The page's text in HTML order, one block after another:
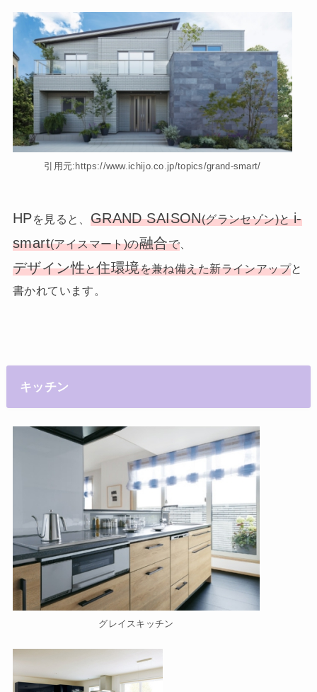
引用元:https://www.ichijo.co.jp/topics/grand-smart/
HPを見ると、 GRAND SAISON(グランセゾン)とi-
smart(アイスマート)の融合で、
デザイン性と住環境を兼ね備えた新ラインアップと
書かれています。
キッチン
グレイスキッチン